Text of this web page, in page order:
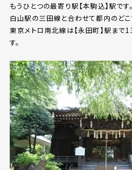
もうひとつの最寄り駅【本駒込】駅で
白山駅の三田線と合わせて都内のどこ
東京メトロ南北線は【永田町】駅まで
す。